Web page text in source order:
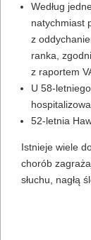
Według
natychmiast
z
ranka,
z raportem
U 58-
52-letnia
Istnieje wiele
chorób
słuchu, nagłą